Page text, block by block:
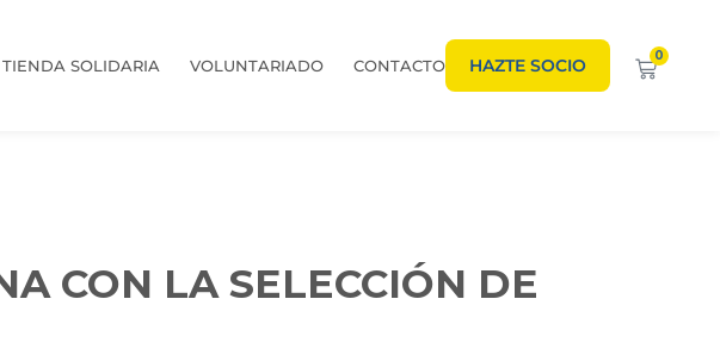
TIENDA SOLIDARIA VOLUNTARIADO CONTACTO HAZTE SOCIO 0
CON LA SELECCIÓN DE